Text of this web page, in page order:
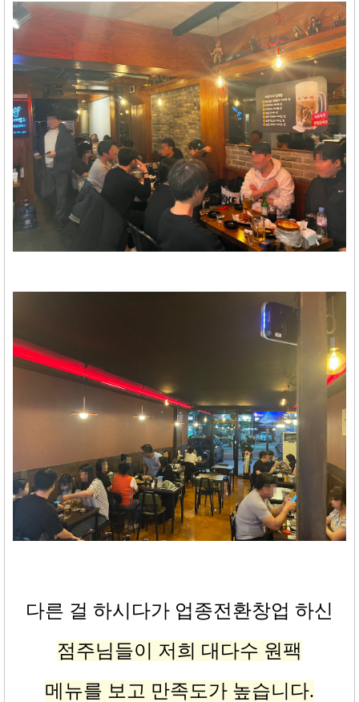
다른 걸 하시다가 업종전환창업 하신
점주님들이 저희 대다수 원팩
메뉴를 보고 만족도가 높습니다.